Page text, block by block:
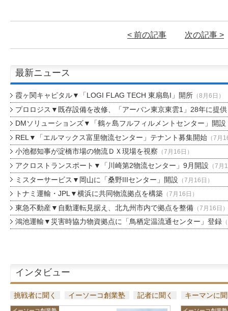
< 前の記事 次の記事 >
最新ニュース
霞ヶ関キャピタル▼「LOGI FLAG TECH 東扇島I」開所（8月6日）
プロロジス▼既存設備を改修、「アーバン東京東雲1」28年に提供
DMソリューションズ▼「鶴ヶ島フルフィルメントセンター」開設
REL▼「エルマックス富里物流センター」テナント募集開始（7月
小池都知事が淀橋市場の物流ＤＸ現場を視察 （7月16日）
アクロストランスポート▼「川崎第2物流センター」9月開設 （7月
ミスターサービス▼岡山に「桑野IIIセンター」開設 （7月16日）
トナミ運輸・JPL▼横浜に共同物流拠点を構築（7月16日）
東急不動産▼自動運転見据え、北九州市内で拠点を整備（7月16日）
鴻池運輸▼災害時協力物資拠点に「鳥栖定温流通センター」登録
インタビュー
挑戦者に聞く イーソーコ創業塾 記者に聞く キーマンに